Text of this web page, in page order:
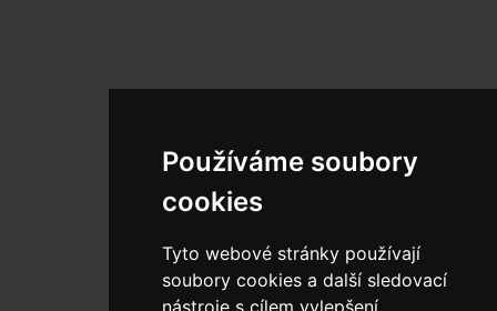
Používáme soubory
cookies
Tyto webové stránky používají
soubory cookies a další sledovací
nástroje s cílem vylepšení